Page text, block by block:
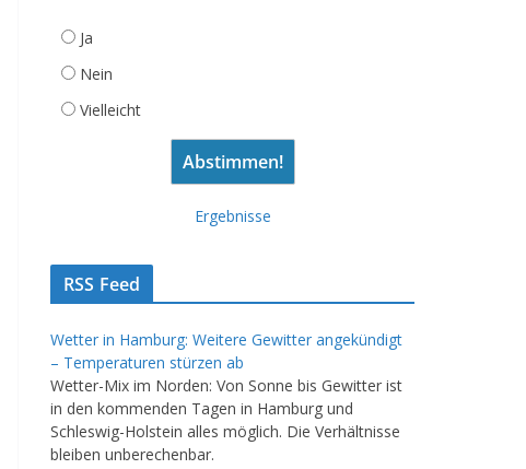
Ja
Nein
Vielleicht
Ergebnisse
RSS Feed
Wetter in Hamburg: Weitere Gewitter angekündigt
– Temperaturen stürzen ab
Wetter-Mix im Norden: Von Sonne bis Gewitter ist
in den kommenden Tagen in Hamburg und
Schleswig-Holstein alles möglich. Die Verhältnisse
bleiben unberechenbar.